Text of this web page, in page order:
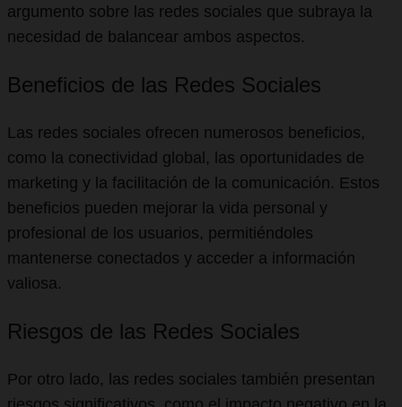
argumento sobre las redes sociales que subraya la
necesidad de balancear ambos aspectos.
Beneficios de las Redes Sociales
Las redes sociales ofrecen numerosos beneficios,
como la conectividad global, las oportunidades de
marketing y la facilitación de la comunicación. Estos
beneficios pueden mejorar la vida personal y
profesional de los usuarios, permitiéndoles
mantenerse conectados y acceder a información
valiosa.
Riesgos de las Redes Sociales
Por otro lado, las redes sociales también presentan